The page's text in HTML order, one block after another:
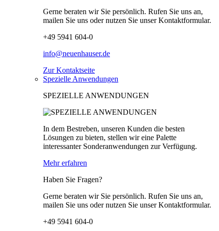
Gerne beraten wir Sie persönlich. Rufen Sie uns an,
mailen Sie uns oder nutzen Sie unser Kontaktformular.
+49 5941 604-0
info@neuenhauser.de
Zur Kontaktseite
Spezielle Anwendungen
SPEZIELLE ANWENDUNGEN
In dem Bestreben, unseren Kunden die besten
Lösungen zu bieten, stellen wir eine Palette
interessanter Sonderanwendungen zur Verfügung.
Mehr erfahren
Haben Sie Fragen?
Gerne beraten wir Sie persönlich. Rufen Sie uns an,
mailen Sie uns oder nutzen Sie unser Kontaktformular.
+49 5941 604-0